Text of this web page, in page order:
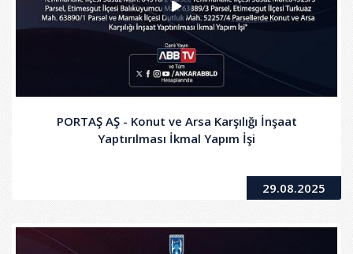
PORTAŞ AŞ - Konut ve Arsa Karşılığı İnşaat
Yaptırılması İkmal Yapım İşi
29.08.2025